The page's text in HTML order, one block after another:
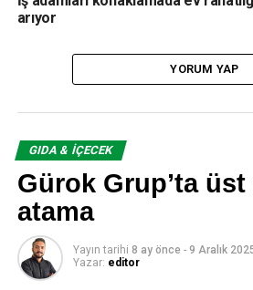
arıyor
YORUM YAP
GIDA & İÇECEK
Gürok Grup’ta
atama
Yayın tarihi 8 ay önce - 9 Aralık
Yazar: editor